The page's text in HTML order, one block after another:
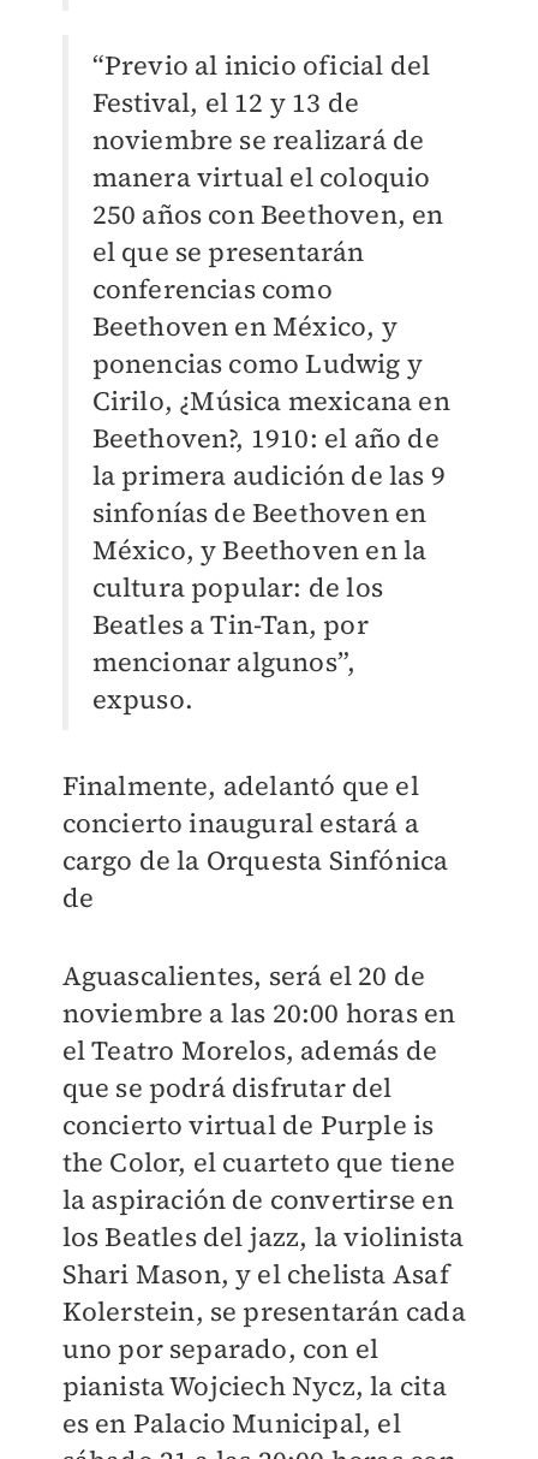
“Previo al inicio oficial del
Festival, el 12 y 13 de
noviembre se realizará de
manera virtual el coloquio
250 años con Beethoven, en
el que se presentarán
conferencias como
Beethoven en México, y
ponencias como Ludwig y
Cirilo, ¿Música mexicana en
Beethoven?, 1910: el año de
la primera audición de las 9
sinfonías de Beethoven en
México, y Beethoven en la
cultura popular: de los
Beatles a Tin-Tan, por
mencionar algunos”,
expuso.
Finalmente, adelantó que el
concierto inaugural estará a
cargo de la Orquesta Sinfónica
de
Aguascalientes, será el 20 de
noviembre a las 20:00 horas en
el Teatro Morelos, además de
que se podrá disfrutar del
concierto virtual de Purple is
the Color, el cuarteto que tiene
la aspiración de convertirse en
los Beatles del jazz, la violinista
Shari Mason, y el chelista Asaf
Kolerstein, se presentarán cada
uno por separado, con el
pianista Wojciech Nycz, la cita
es en Palacio Municipal, el